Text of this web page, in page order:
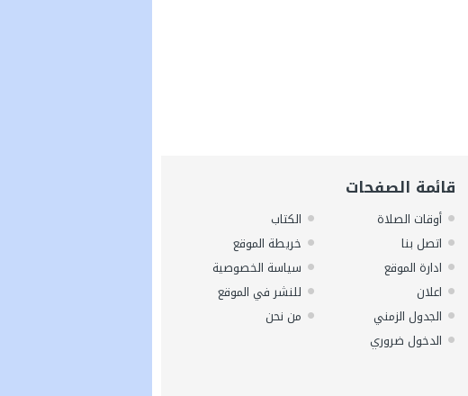
قائمة الصفحات
أوقات الصلاة
اتصل بنا
ادارة الموقع
اعلان
الجدول الزمني
الدخول ضروري
الكتاب
خريطة الموقع
سياسة الخصوصية
للنشر في الموقع
من نحن